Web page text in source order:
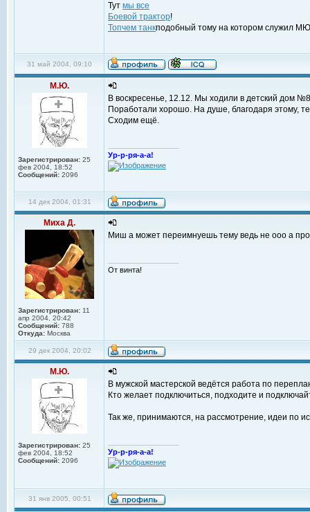
Тут мы все
Боевой трактор!
Топчем танкподобный тому на котором служил МЮ
31 май 2004, 09:10
М.Ю.
Зарегистрирован: 25
фев 2004, 18:52
Сообщений: 2096
В воскресенье, 12.12. Мы ходили в детский дом
Поработали хорошо. На душе, благодаря этому,
Сходим ещё.
Ур-р-ря-а-а!
14 дек 2004, 01:31
Миха Д.
Зарегистрирован: 11
апр 2004, 20:42
Сообщений: 788
Откуда: Москва
Миш а может переимнуешь тему ведь не ооо а
От винта!
29 дек 2004, 20:02
М.Ю.
Зарегистрирован: 25
фев 2004, 18:52
Сообщений: 2096
В мужской мастерской ведётся работа по
Кто желает подключиться, подходите и
Так же, принимаются, на рассмотрение, идеи по
Ур-р-ря-а-а!
31 янв 2005, 00:51